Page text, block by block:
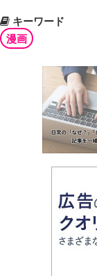
キーワード
漫画